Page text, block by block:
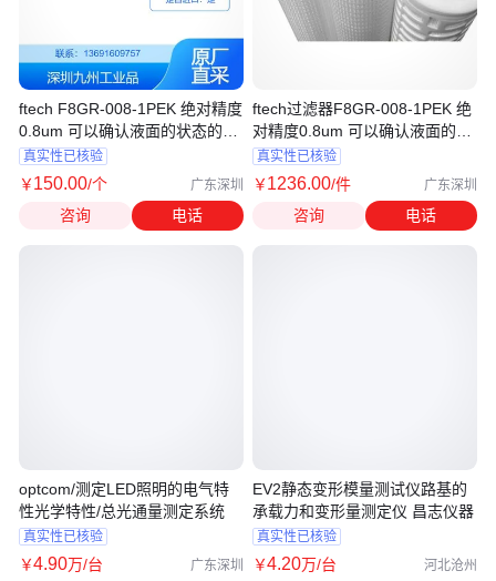
ftech F8GR-008-1PEK 绝对精度
0.8um 可以确认液面的状态的过
滤器
真实性已核验
￥150.00/个 广东深圳
咨询 电话
optcom/测定LED照明的电气特
性光学特性/总光通量测定系统
真实性已核验
￥4.90万/台 广东深圳
ftech过滤器F8GR-008-1PEK 绝
对精度0.8um 可以确认液面的状
态
真实性已核验
￥1236.00/件 广东深圳
咨询 电话
EV2静态变形模量测试仪路基的
承载力和变形量测定仪 昌志仪器
真实性已核验
￥4.20万/台 河北沧州